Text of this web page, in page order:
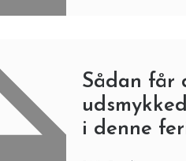
Sådan får
i denne